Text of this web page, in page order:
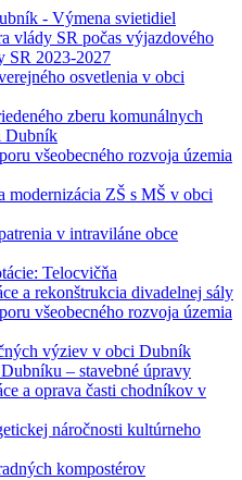
- Výmena svietidiel
vlády SR počas výjazdového
SR 2023-2027
osvetlenia v obci
zberu komunálnych
Dubník
všeobecného rozvoja územia
modernizácia ZŠ s MŠ v obci
v intraviláne obce
Telocvičňa
a rekonštrukcia divadelnej sály
všeobecného rozvoja územia
výziev v obci Dubník
– stavebné úpravy
a oprava časti chodníkov v
náročnosti kultúrneho
kompostérov